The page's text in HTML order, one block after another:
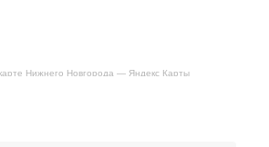
Нижнего Новгорода — Яндекс Карты